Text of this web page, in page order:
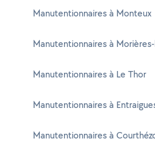
Manutentionnaires à Monteux
Manutentionnaires à
Manutentionnaires à Le Thor
Manutentionnaires à
Manutentionnaires à